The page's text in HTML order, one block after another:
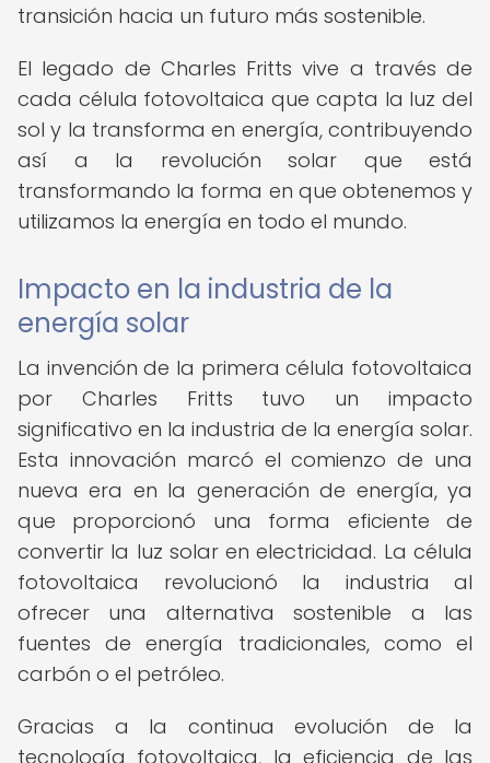
transición hacia un futuro más sostenible.
El legado de Charles Fritts vive a través de
cada célula fotovoltaica que capta la luz del
sol y la transforma en energía, contribuyendo
así a la revolución solar que está
transformando la forma en que obtenemos y
utilizamos la energía en todo el mundo.
Impacto en la industria de la
energía solar
La invención de la primera célula fotovoltaica
por Charles Fritts tuvo un impacto
significativo en la industria de la energía solar.
Esta innovación marcó el comienzo de una
nueva era en la generación de energía, ya
que proporcionó una forma eficiente de
convertir la luz solar en electricidad. La célula
fotovoltaica revolucionó la industria al
ofrecer una alternativa sostenible a las
fuentes de energía tradicionales, como el
carbón o el petróleo.
Gracias a la continua evolución de la
tecnología fotovoltaica, la eficiencia de las